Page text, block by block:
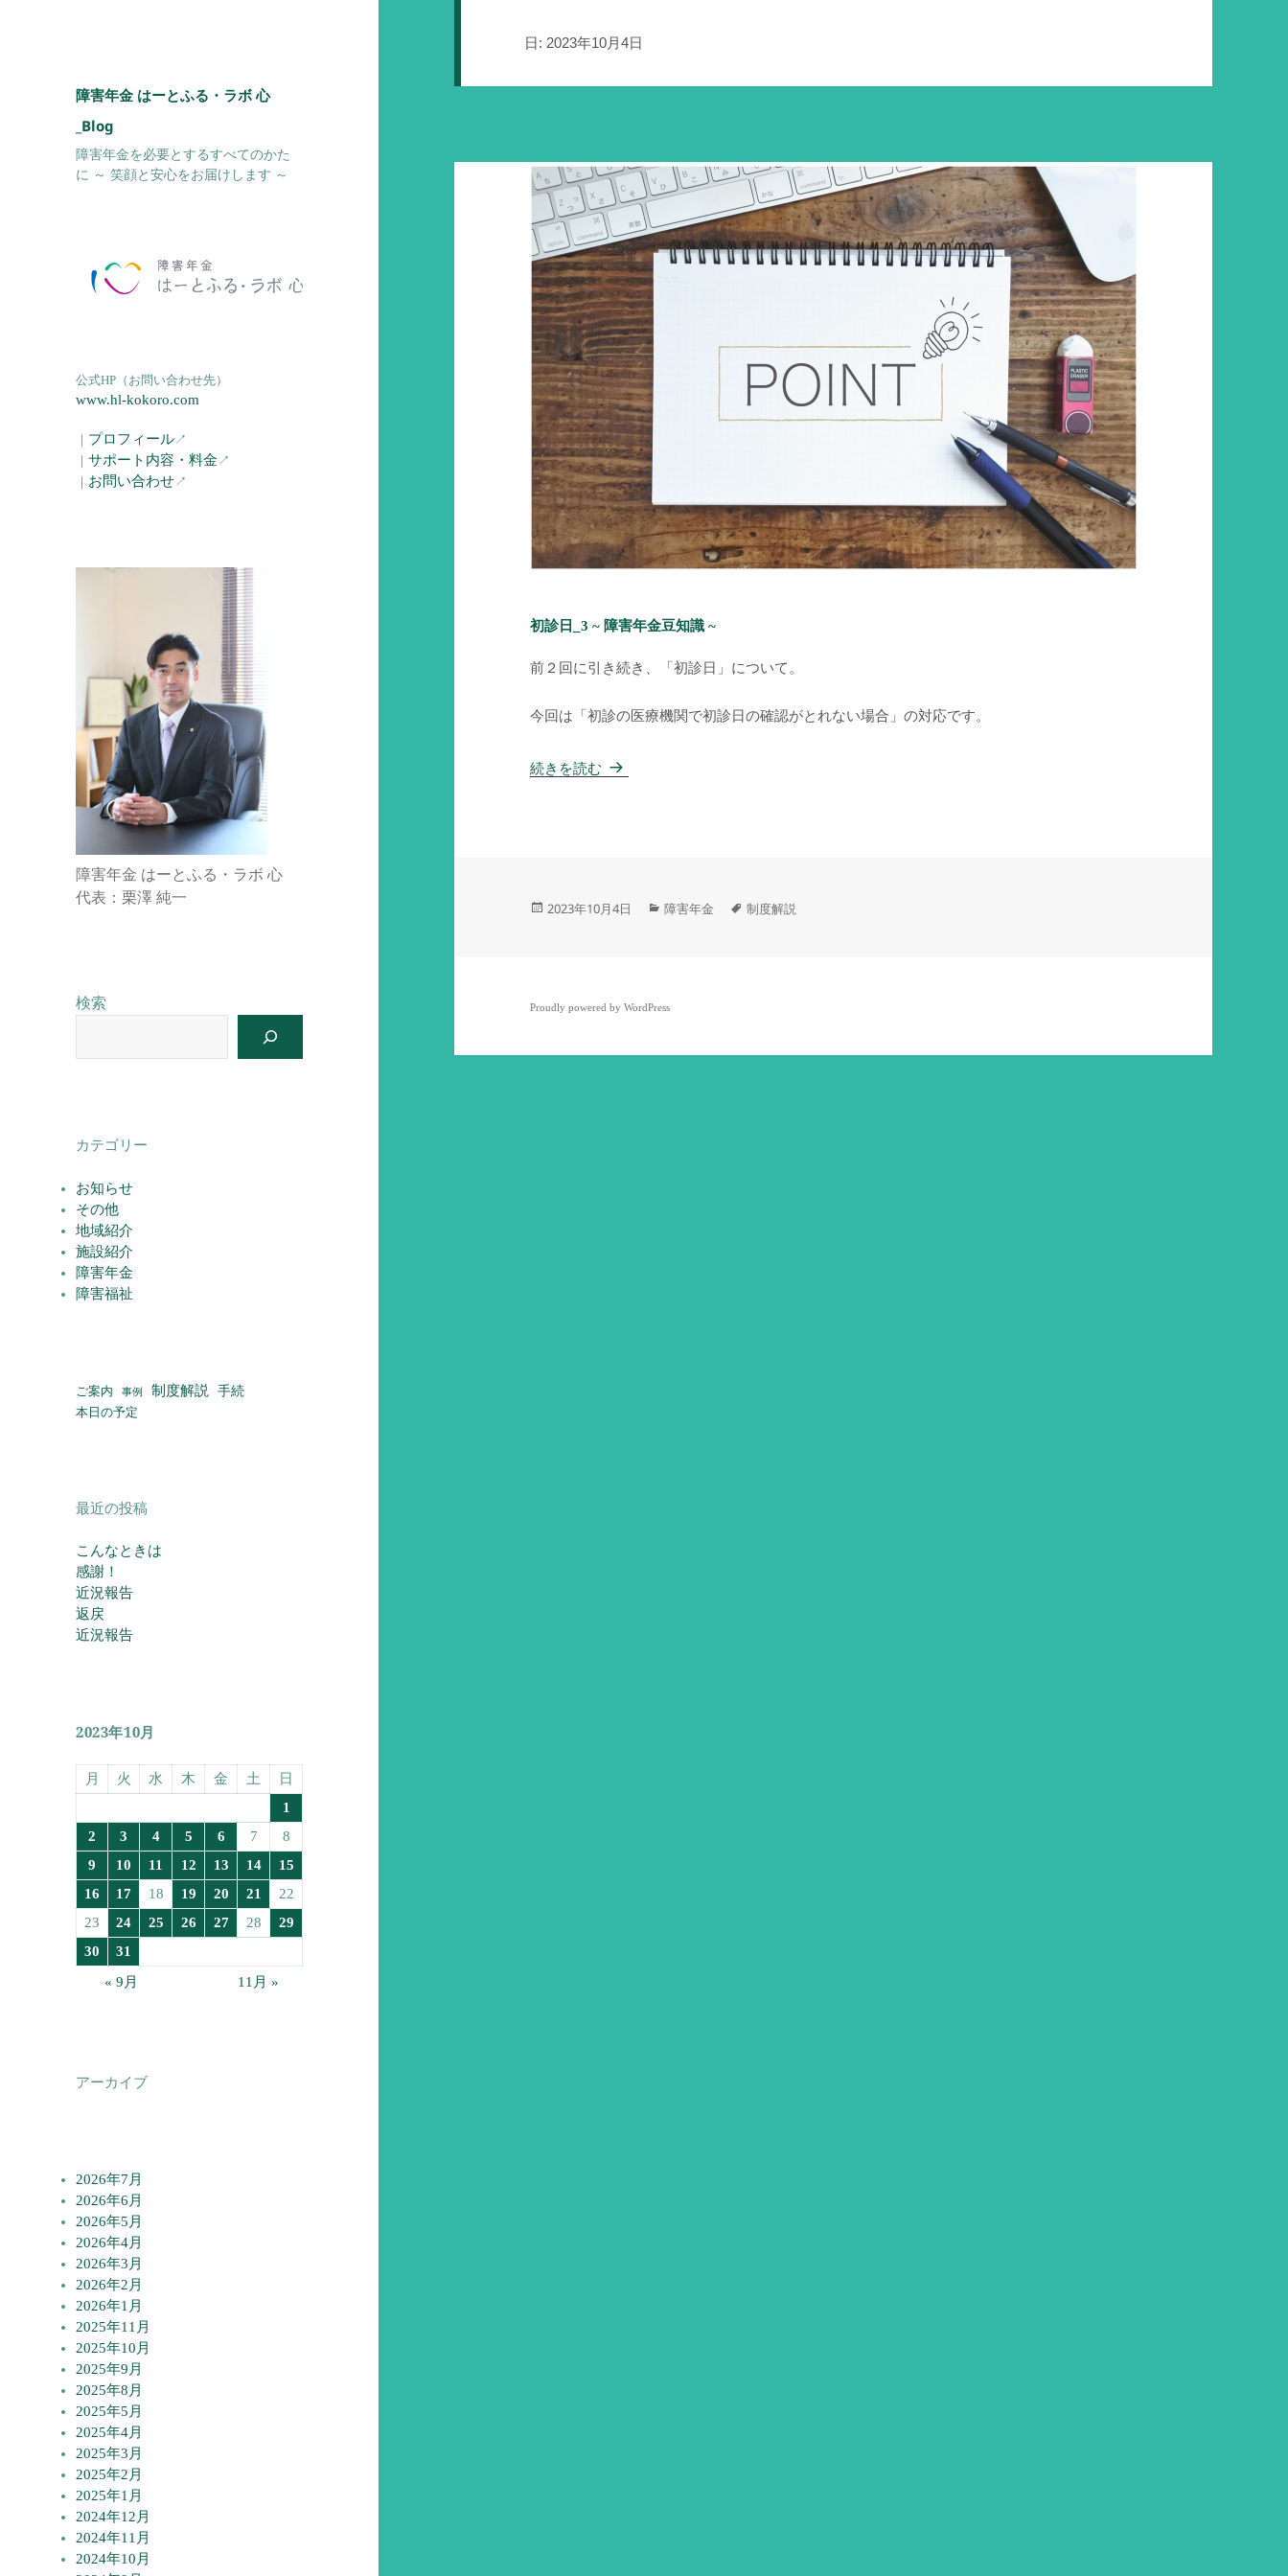
障害年金 はーとふる・ラボ 心
_Blog
障害年金を必要とするすべてのかた
に ～ 笑顔と安心をお届けします ～
公式HP（お問い合わせ先）
www.hl-kokoro.com
｜ プロフィール↗︎
｜サポート内容・料金 ↗︎
｜ お問い合わせ↗︎
障害年金 はーとふる・ラボ 心
代表：栗澤 純一
検索
カテゴリー
お知らせ
その他
地域紹介
施設紹介
障害年金
障害福祉
ご案内 事例 制度解説
手続
本日の予定
最近の投稿
こんなときは
感謝！
近況報告
返戻
近況報告
2023年10月
月 火 水 木 金 土
日
1
2
3 4 5 6 7
8
9
10 11 12 13 14
15
16
17 18 19 20 21
22
23
24 25 26 27 28
29
30
31
« 9月
11月 »
アーカイブ
2026年7月
2026年6月
2026年5月
2026年4月
2026年3月
2026年2月
2026年1月
2025年11月
2025年10月
2025年9月
2025年8月
2025年5月
2025年4月
2025年3月
2025年2月
2025年1月
2024年12月
2024年11月
2024年10月
日:2023年10月4日
初診日_3 ~ 障害年金豆知識 ~
前２回に引き続き、「初診日」について。
今回は「初診の医療機関で初診日の確認がとれない場合」の対応です。
続きを読む 初診日_3 ~ 障害年金豆知識 ~
投
2023年10月4日
カ
障害年金
タ
制度解説
Proudly powered by WordPress